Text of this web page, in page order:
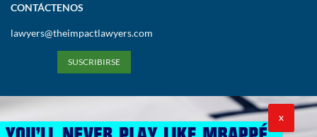
CONTÁCTENOS
lawyers@theimpactlawyers.com
SUSCRIBIRSE
X